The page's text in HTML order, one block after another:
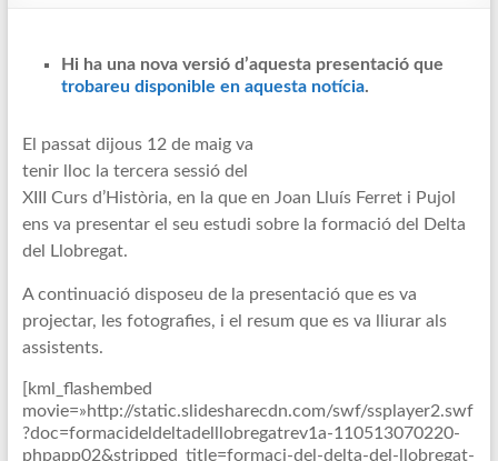
Hi ha una nova versió d’aquesta presentació que
trobareu disponible en aquesta notícia.
El passat dijous 12 de maig va
tenir lloc la tercera sessió del
XIII Curs d’Història, en la que en Joan Lluís Ferret i Pujol
ens va presentar el seu estudi sobre la formació del Delta
del Llobregat.
A continuació disposeu de la presentació que es va
projectar, les fotografies, i el resum que es va lliurar als
assistents.
[kml_flashembed
movie=»http://static.slidesharecdn.com/swf/ssplayer2.swf
?doc=formacideldeltadelllobregatrev1a-110513070220-
phpapp02&stripped_title=formaci-del-delta-del-llobregat-